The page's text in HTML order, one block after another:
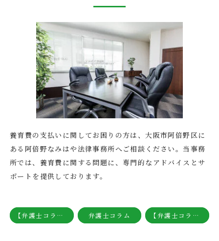
養育費の支払いに関してお困りの方は、大阪市阿倍野区に
ある阿倍野なみはや法律事務所へご相談ください。当事務
所では、養育費に関する問題に、専門的なアドバイスとサ
ポートを提供しております。
【弁護士コラム】内縁関係の慰謝料請求 弁護士コラム 【弁護士コラム】慰謝料の相場と増額するための弁護士基準